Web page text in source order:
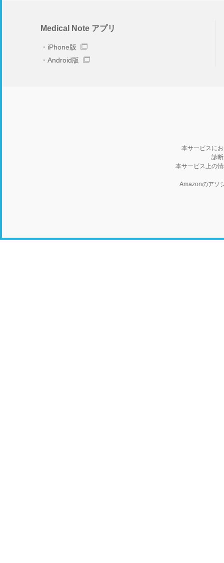
Medical Note アプリ
iPhone版
Android版
本サービスに
診
本サービス上の
Amazonのアソ